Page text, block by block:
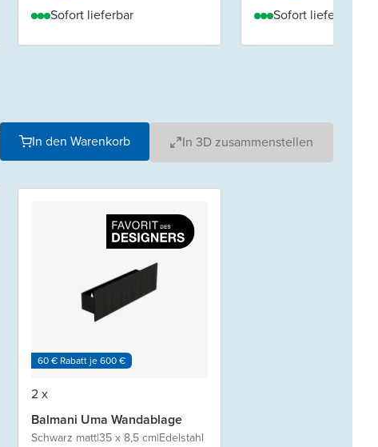
Sofort lieferbar Sofort lieferbar
In den Warenkorb In 3D zusammenstellen
60 € Rabatt je 600 €
2 x
Balmani Uma Wandablage
Schwarz matt|35 x 8,5 cm|Edelstahl